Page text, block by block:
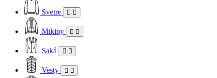
Svetre
Mikiny
Saká
Vesty